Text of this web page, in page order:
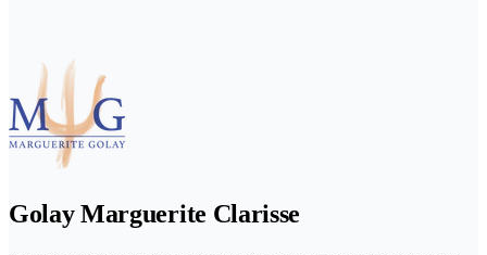
Golay Marguerite Clarisse